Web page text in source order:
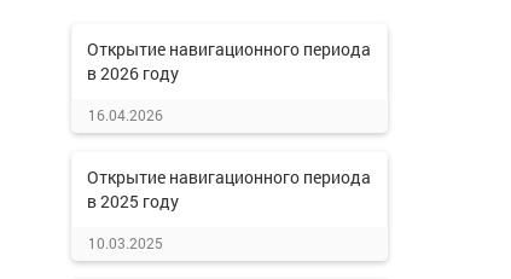
Открытие навигационного периода
в 2026 году
16.04.2026
Открытие навигационного периода
в 2025 году
10.03.2025